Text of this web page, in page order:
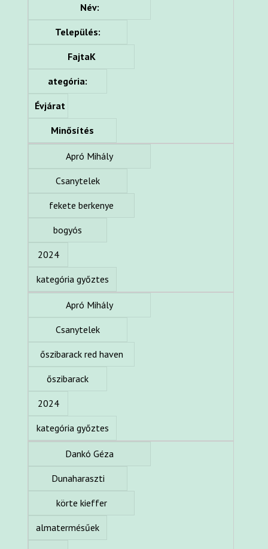
Név:
Település:
FajtaK
ategória:
Évjárat
Minősítés
Apró Mihály
Csanytelek
fekete berkenye
bogyós
2024
kategória győztes
Apró Mihály
Csanytelek
őszibarack red haven
őszibarack
2024
kategória győztes
Dankó Géza
Dunaharaszti
körte kieffer
almatermésűek